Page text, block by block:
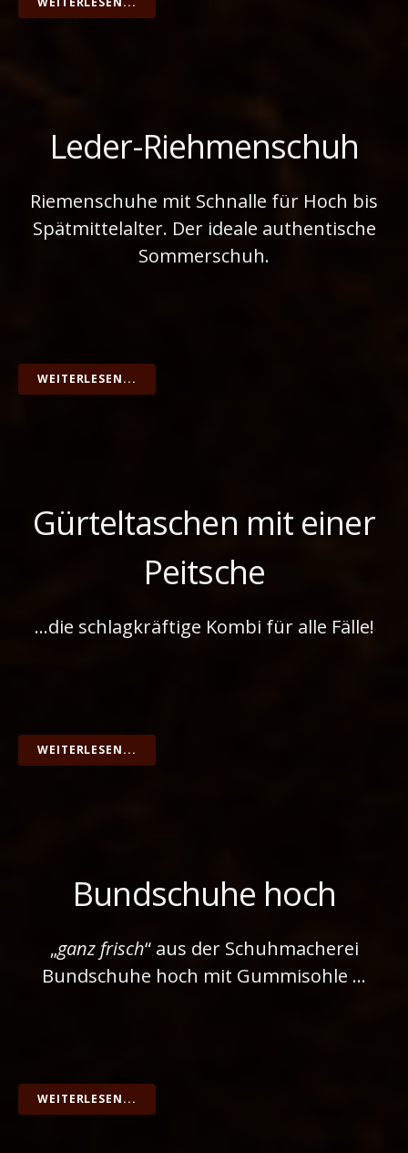
Leder-Riehmenschuh
Riemenschuhe mit Schnalle für Hoch bis
Spätmittelalter. Der ideale authentische
Sommerschuh.
WEITERLESEN...
Gürteltaschen mit einer
Peitsche
…die schlagkräftige Kombi für alle Fälle!
WEITERLESEN...
Bundschuhe hoch
„ganz frisch“ aus der Schuhmacherei
Bundschuhe hoch mit Gummisohle …
WEITERLESEN...